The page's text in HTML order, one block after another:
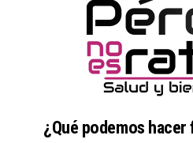
¿Qué podemos hacer